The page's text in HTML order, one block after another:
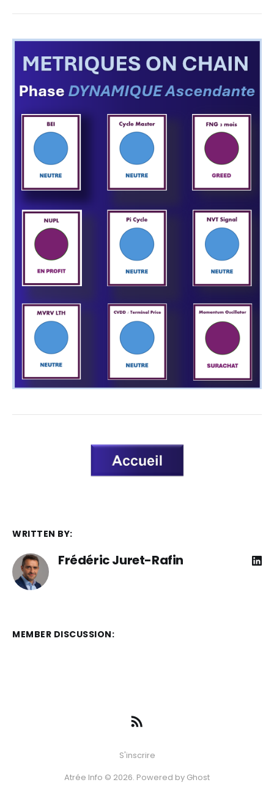
WRITTEN BY:
Frédéric Juret-Rafin
MEMBER DISCUSSION:
S'inscrire
Atrée Info © 2026. Powered by Ghost